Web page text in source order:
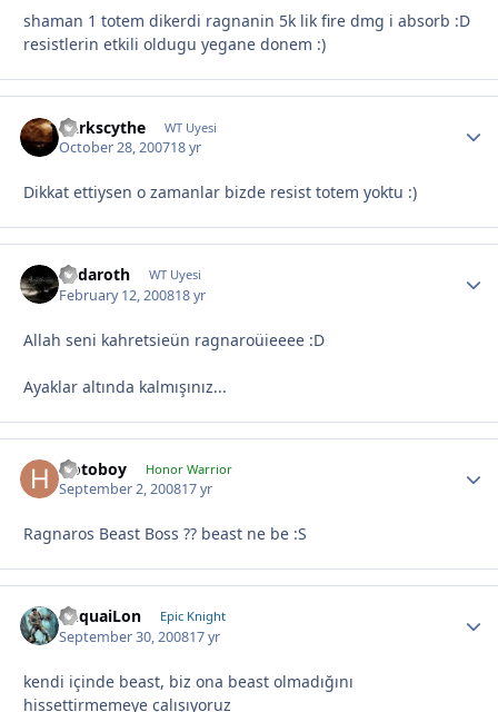
shaman 1 totem dikerdi ragnanin 5k lik fire dmg i absorb :D
resistlerin etkili oldugu yegane donem :)
Darkscythe WT Uyesi
October 28, 200718 yr
Dikkat ettiysen o zamanlar bizde resist totem yoktu :)
Endaroth WT Uyesi
February 12, 200818 yr
Allah seni kahretsieün ragnaroüieeee :D
Ayaklar altında kalmışınız...
Hotoboy Honor Warrior
September 2, 200817 yr
Ragnaros Beast Boss ?? beast ne be :S
YuquaiLon Epic Knight
September 30, 200817 yr
kendi içinde beast, biz ona beast olmadığını
hissettirmemeye çalışıyoruz